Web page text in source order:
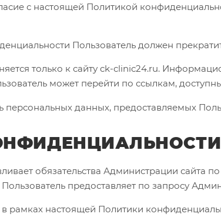
с настоящей Политикой
Пользователь должен
только к сайту ck-clinic24.ru.
может перейти по ссылкам,
персональных данных, предоставляемых
обязательства Администрации
предоставляет по запросу
настоящей Политики